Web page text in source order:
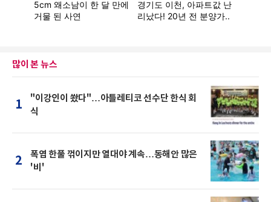
많이 본 뉴스
1
"이강인이 쐈다"…아틀레티코 선수단 한식 회
식
2
폭염 한풀 꺾이지만 열대야 계속…동해안 많은
'비'